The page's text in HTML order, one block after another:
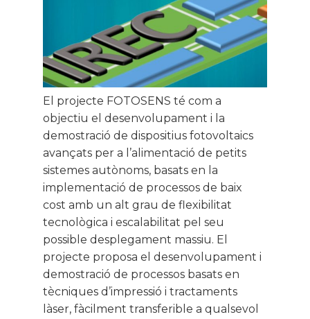
El projecte FOTOSENS té com a
objectiu el desenvolupament i la
demostració de dispositius fotovoltaics
avançats per a l’alimentació de petits
sistemes autònoms, basats en la
implementació de processos de baix
cost amb un alt grau de flexibilitat
tecnològica i escalabilitat pel seu
possible desplegament massiu. El
projecte proposa el desenvolupament i
demostració de processos basats en
tècniques d’impressió i tractaments
làser, fàcilment transferible a qualsevol